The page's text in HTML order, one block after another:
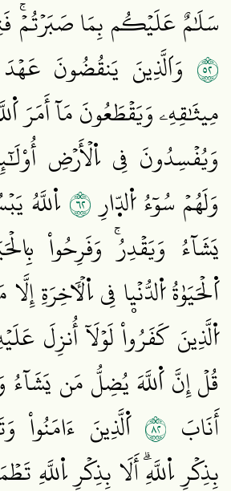
سَلَٰمٌ عَلَيۡكُم بِمَا صَبَرۡتُمۡۚ
٢٥ وَاَلَّذِينَ يَنقُضُونَ
مِيثَٰقِهِۦ وَيَقۡطَعُونَ مَآ أَمَرَ
وَيُفۡسِدُونَ فِي اِ۬لۡأَرۡضِ
وَلَهُمۡ سُوٓءُ اُ۬لدّ۪ارِ٢٦ اِ۬للَّهُ
يَشَآءُ وَيَقۡدِرُۚ وَفَرِحُواْ
اَ۬لۡحَيَوٰةُ اُ۬لدُّنۡيۭا فِي اِ۬لۡأٓخِرَةِ
اُ۬لَّذِينَ كَفَرُواْ لَوۡلَآ أُنزِلَ
قُلۡ إِنَّ اَ۬للَّهَ يُضِلُّ مَن يَشَآءُ
أَنَابَ ٢٨ اَ۬لَّذِينَ ءَامَنُواْ
بِذِكۡرِ اِ۬للَّهِۗ أَلَا بِذِكۡرِ اِ۬للَّهِ